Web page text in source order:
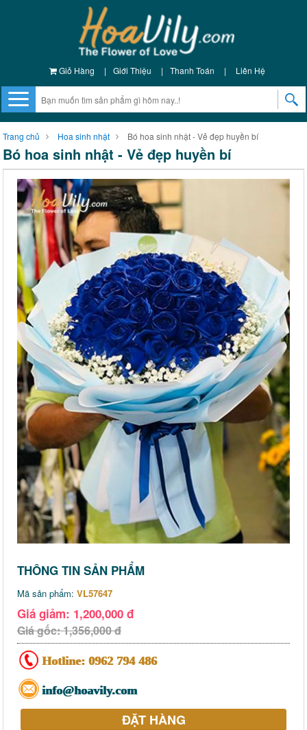
Giỏ Hàng | Giới Thiệu | Thanh Toán | Liên Hệ
Trang chủ Hoa sinh nhật Bó hoa sinh nhật - Vẻ đẹp huyền bí
Bó hoa sinh nhật - Vẻ đẹp huyền bí
THÔNG TIN SẢN PHẨM
Mã sản phẩm: VL57647
Giá giảm: 1,200,000 đ
Giá gốc: 1,356,000 đ
Hotline: 0962 794 486
info@hoavily.com
ĐẶT HÀNG